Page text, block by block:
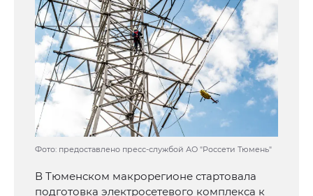
Фото: предоставлено пресс-службой АО "Россети Тюмень"
В Тюменском макрорегионе стартовала
подготовка электросетевого комплекса к